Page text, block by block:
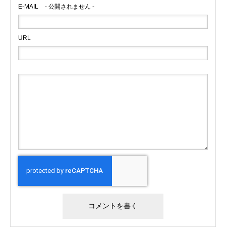
E-MAIL - 公開されません -
URL